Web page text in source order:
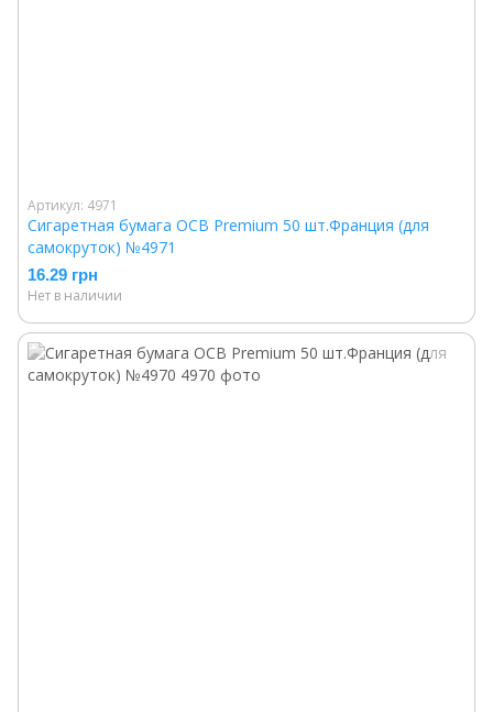
Артикул: 4971
Сигаретная бумага OCB Premium 50 шт.Франция (для
самокруток) №4971
16.29 грн
Нет в наличии